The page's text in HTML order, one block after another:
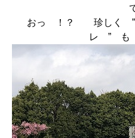
おっ ！？ 珍しく
レ ” も